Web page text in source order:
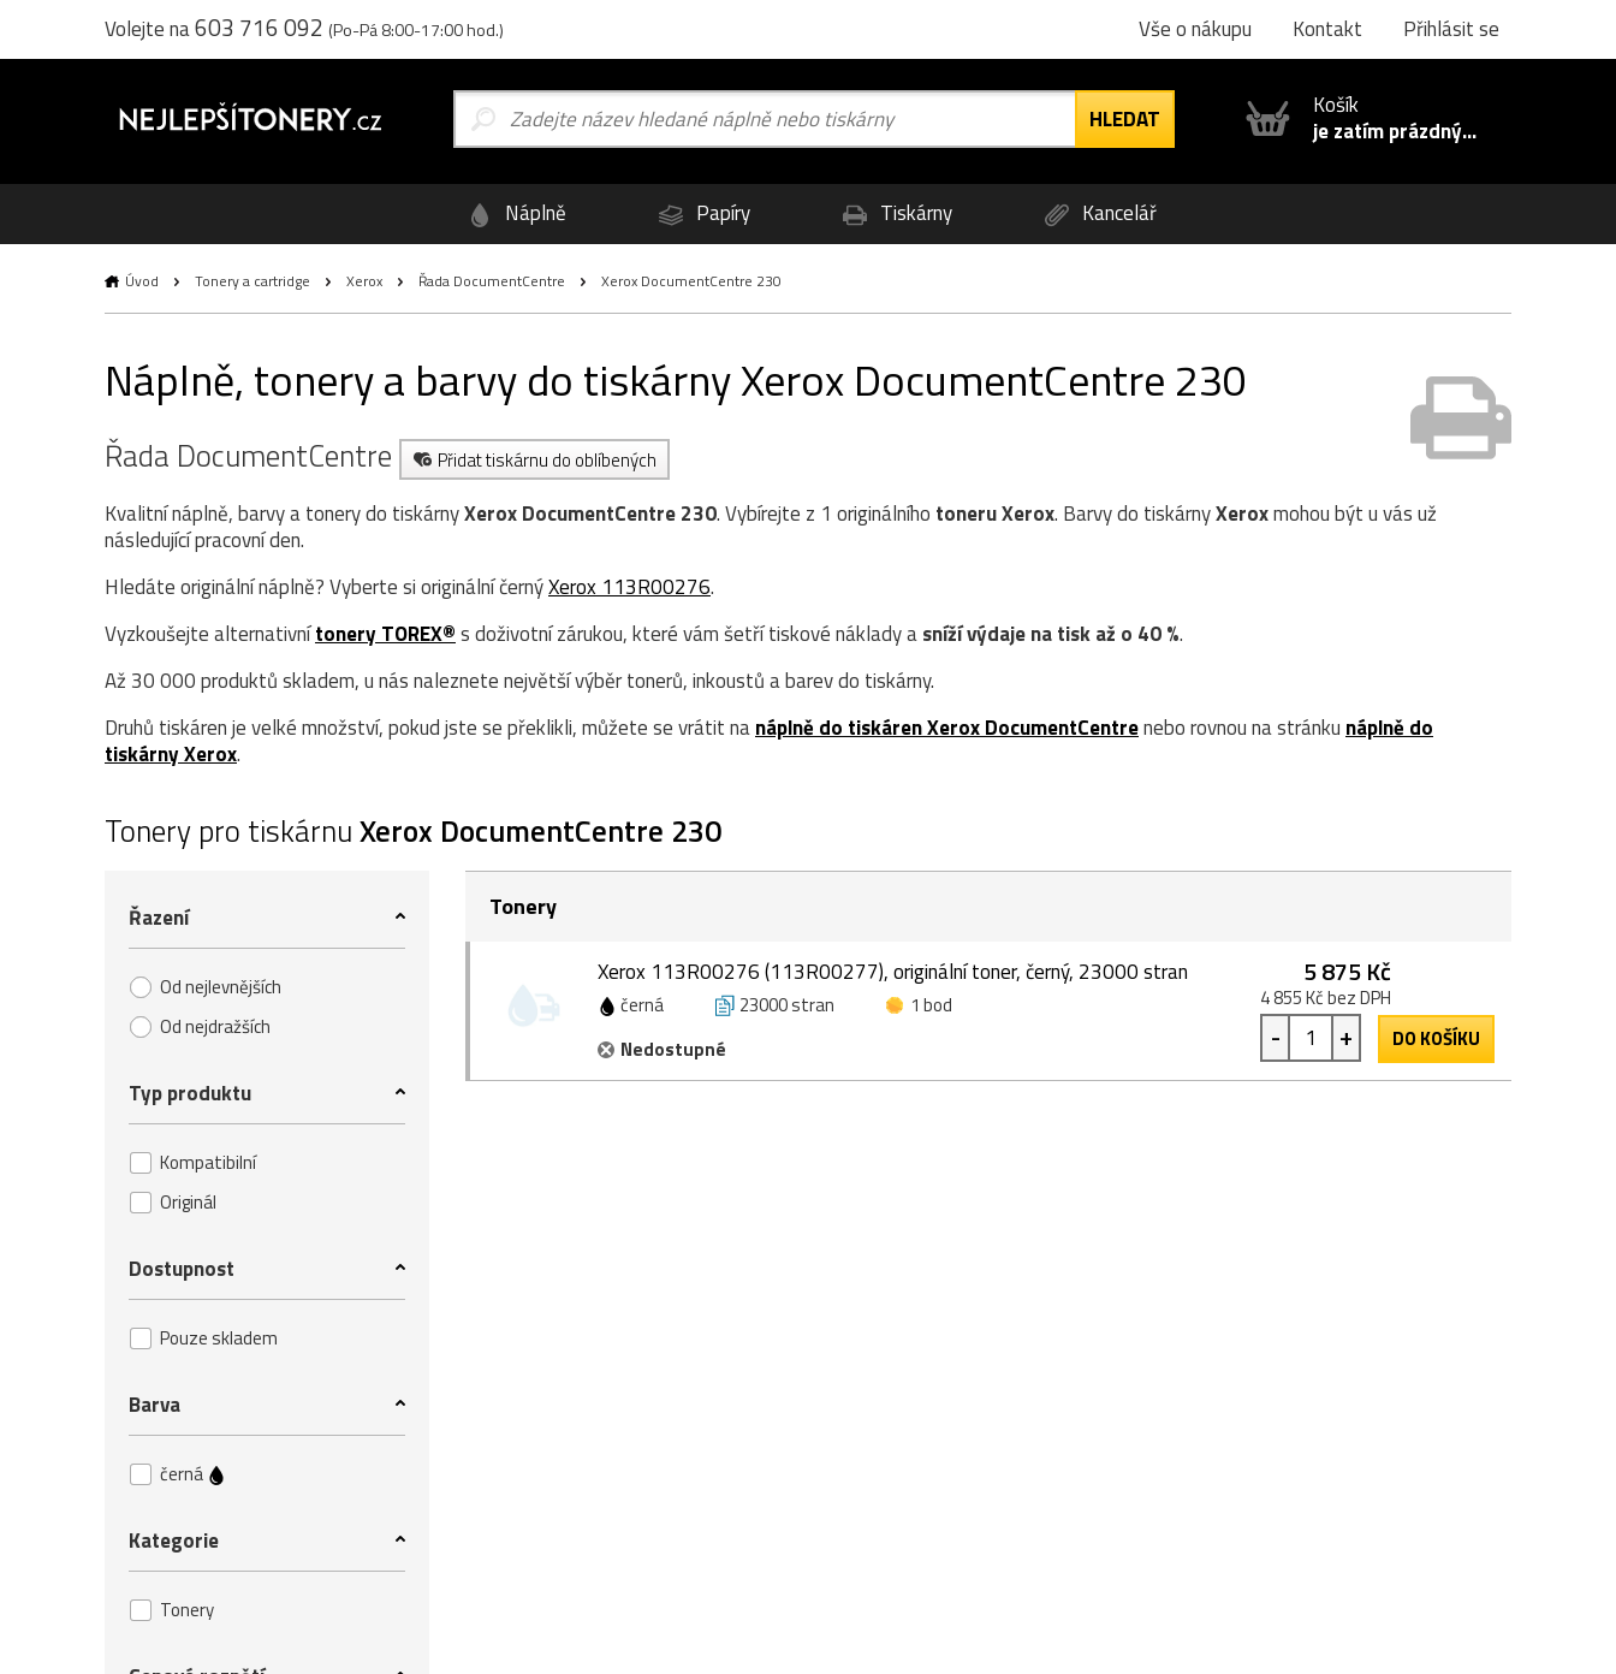
Volejte na603 716 092 (Po-Pá 8:00-17:00 hod.) Vše o nákupu Kontakt Přihlásit se
Košík
je zatím prázdný...
Náplně Papíry Tiskárny Kancelář
Úvod Tonery a cartridge Xerox Řada DocumentCentre Xerox DocumentCentre 230
Náplně, tonery a barvy do tiskárny Xerox DocumentCentre 230
Řada DocumentCentre Přidat tiskárnu do oblíbených
Kvalitní náplně, barvy a tonery do tiskárnyXerox DocumentCentre 230. Vybírejte z 1 originálního toneruXerox. Barvy do tiskárnyXeroxmohou být u vás už
následující pracovní den.
Hledáte originální náplně? Vyberte si originální černýXerox 113R00276.
Vyzkoušejte alternativnítonery TOREX®s doživotní zárukou, které vám šetří tiskové náklady asníží výdaje na tisk až o 40 %.
Až 30 000 produktů skladem, u nás naleznete největší výběr tonerů, inkoustů a barev do tiskárny.
Druhů tiskáren je velké množství, pokud jste se překlikli, můžete se vrátit nanáplně do tiskáren Xerox DocumentCentrenebo rovnou na stránku náplně do
tiskárny Xerox.
Tonery pro tiskárnuXerox DocumentCentre 230
Řazení
Od nejlevnějších
Od nejdražších
Typ produktu
Kompatibilní
Originál
Dostupnost
Pouze skladem
Barva
černá
Kategorie
Tonery
Tonery
Xerox 113R00276 (113R00277), originální toner, černý, 23000 stran
černá 23000 stran
1 bod
Nedostupné
5 875 Kč
4 855 Kč bez DPH
- + DO KOŠÍKU